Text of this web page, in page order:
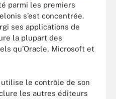
parmi les premiers
s’est concentrée.
ses applications de
la plupart des
qu’Oracle, Microsoft et
le contrôle de son
les autres éditeurs